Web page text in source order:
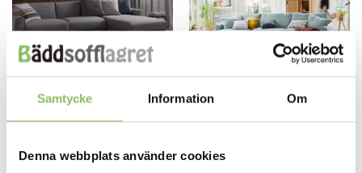
Samtycke Information Om
Denna webbplats använder cookies
produktsidan
produktsidan
BÄDDSOFFA 140X200 CM
har
storlek)
57,650
LÄS MER/KÖP